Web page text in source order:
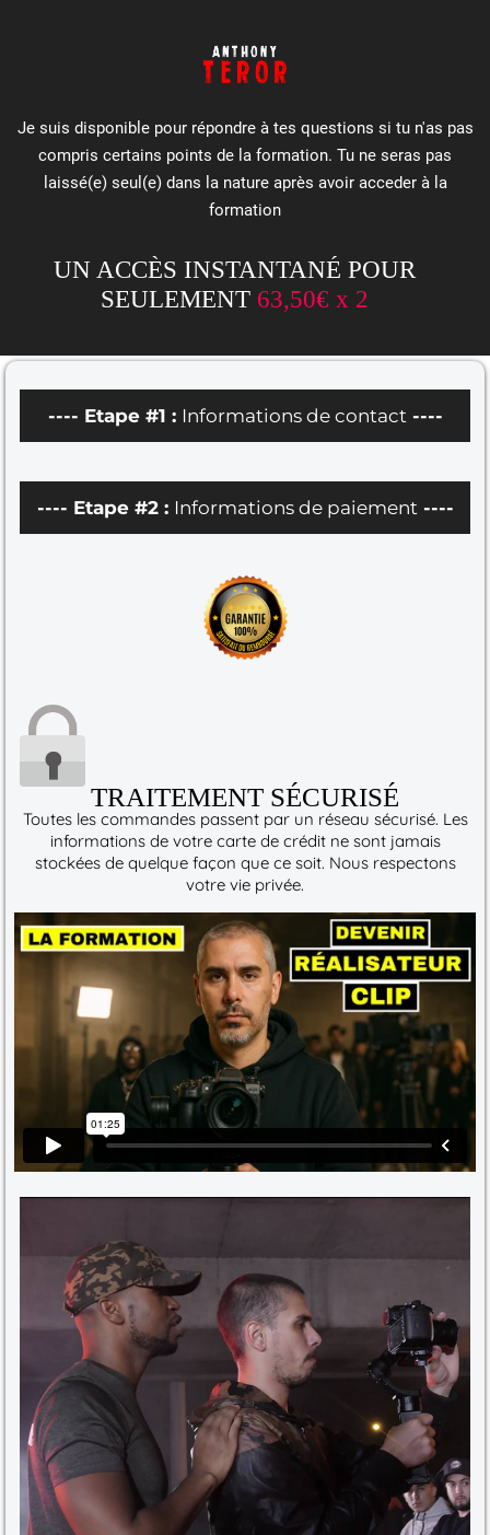
Je suis disponible pour répondre à tes questions si tu n'as pas
compris certains points de la formation. Tu ne seras pas
laissé(e) seul(e) dans la nature après avoir acceder à la
formation
UN ACCÈS INSTANTANÉ POUR
SEULEMENT 63,50€ x 2
---- Etape #1 : Informations de contact----
---- Etape #2 : Informations de paiement----
TRAITEMENT SÉCURISÉ
Toutes les commandes passent par un réseau sécurisé. Les
informations de votre carte de crédit ne sont jamais
stockées de quelque façon que ce soit. Nous respectons
votre vie privée.